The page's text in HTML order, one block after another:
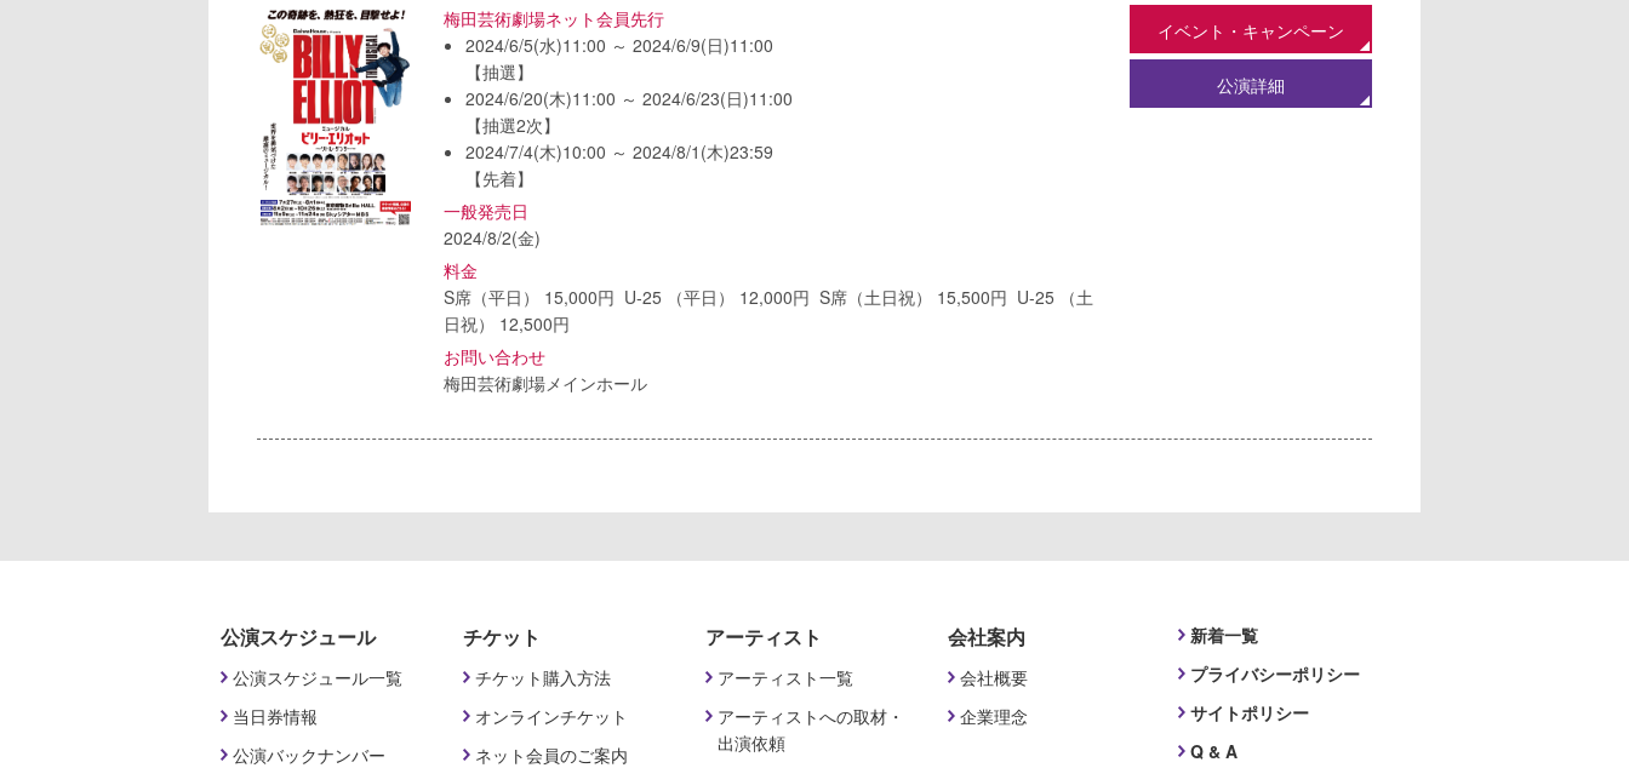
梅田芸術劇場ネット会員先行
2024/6/5(水)11:00 ～ 2024/6/9(日)11:00
【抽選】
2024/6/20(木)11:00 ～ 2024/6/23(日)11:00
【抽選2次】
2024/7/4(木)10:00 ～ 2024/8/1(木)23:59
【先着】
一般発売日
2024/8/2(金)
料金
S席（平日） 15,000円 U-25 （平日） 12,000円 S席（土日祝） 15,500円 U-25 （土
日祝） 12,500円
お問い合わせ
梅田芸術劇場メインホール
イベント・キャンペーン
公演詳細
公演スケジュール
公演スケジュール一覧
当日券情報
公演バックナンバー
チケット
チケット購入方法
オンラインチケット
ネット会員のご案内
アーティスト
アーティスト一覧
アーティストへの取材・
出演依頼
会社案内
会社概要
企業理念
新着一覧
プライバシーポリシー
サイトポリシー
Q & A